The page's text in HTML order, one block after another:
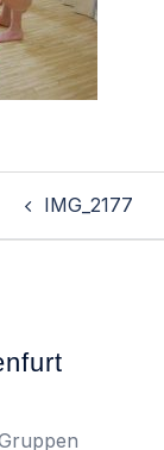
IMG_2177